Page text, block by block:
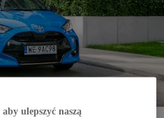
ulepszyć naszą